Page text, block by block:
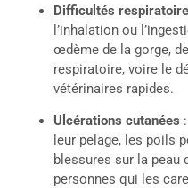
Difficultés
l’inhalation ou
œdème de la gorge,
respiratoire, voire le
vétérinaires rapides.
Ulcérations cutanées
leur pelage, les poils
blessures sur la peau
personnes qui les